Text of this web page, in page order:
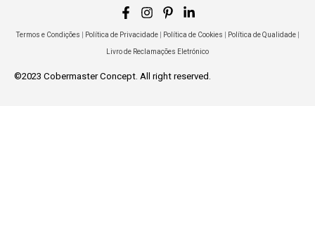
Termos e Condições Política de Privacidade| Política de Cookies Política de Qualidade|
Livro de Reclamações Eletrónico
©2023 Cobermaster Concept. All right reserved.